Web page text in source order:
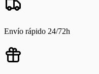
Envío rápido 24/72h